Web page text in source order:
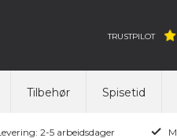
TRUSTPILOT
Tilbehør Spisetid
2-5 arbeidsdager